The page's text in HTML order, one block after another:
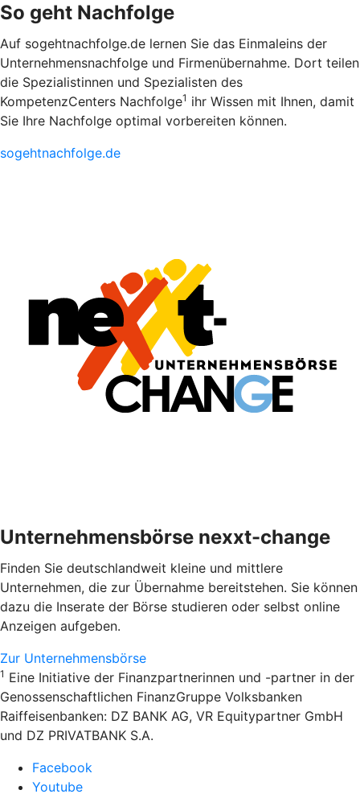
So geht Nachfolge
Auf sogehtnachfolge.de lernen Sie das Einmaleins der
Unternehmensnachfolge und Firmenübernahme. Dort teilen
die Spezialistinnen und Spezialisten des
KompetenzCenters Nachfolge1 ihr Wissen mit Ihnen, damit
Sie Ihre Nachfolge optimal vorbereiten können.
sogehtnachfolge.de
Unternehmensbörse nexxt-change
Finden Sie deutschlandweit kleine und mittlere
Unternehmen, die zur Übernahme bereitstehen. Sie können
dazu die Inserate der Börse studieren oder selbst online
Anzeigen aufgeben.
Zur Unternehmensbörse
1 Eine Initiative der Finanzpartnerinnen und -partner in der
Genossenschaftlichen FinanzGruppe Volksbanken
Raiffeisenbanken: DZ BANK AG, VR Equitypartner GmbH
und DZ PRIVATBANK S.A.
Facebook
Youtube